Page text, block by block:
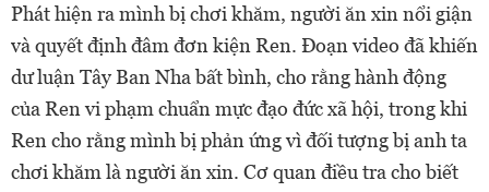
Phát hiện ra mình bị chơi khăm, người ăn xin nổi giận
và quyết định đâm đơn kiện Ren. Đoạn video đã khiến
dư luận Tây Ban Nha bất bình, cho rằng hành động
của Ren vi phạm chuẩn mực đạo đức xã hội, trong khi
Ren cho rằng mình bị phản ứng vì đối tượng bị anh ta
chơi khăm là người ăn xin. Cơ quan điều tra cho biết